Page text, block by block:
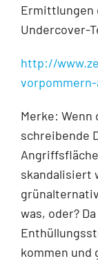
Ermittlungen
Undercover-
http://
Merke: Wenn
schreibende
skandalisiert
was, oder?
kommen und